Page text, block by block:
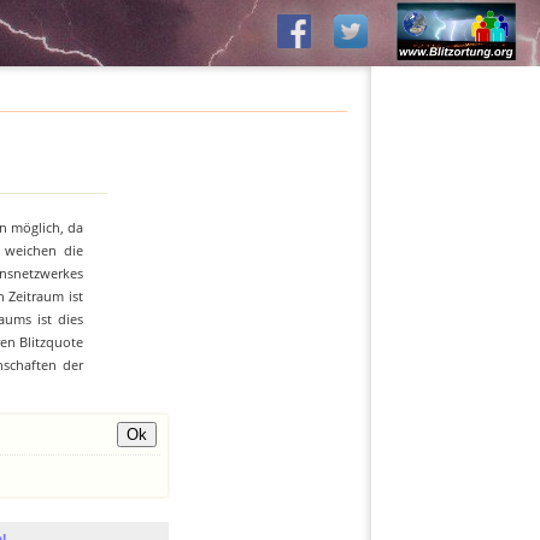
möglich, da
die
Zeitraum ist
ist dies
Blitzquote
der